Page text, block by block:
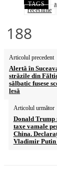
TAGS
recesiune
188
Articolul precedent
Alertă în
străzile din
sălbatic fusese
lesă
Articolul următor
Donald Trump
taxe vamale
China.
Vladimir Putin